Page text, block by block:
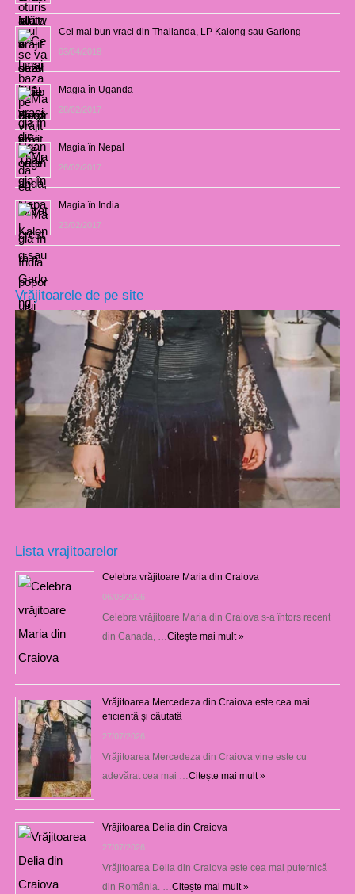
Cel mai bun vraci din Thailanda, LP Kalong sau Garlong
03/04/2018
Magia în Uganda
28/02/2017
Magia în Nepal
26/02/2017
Magia în India
23/02/2017
Vrăjitoarele de pe site
Lista vrajitoarelor
Celebra vrăjitoare Maria din Craiova
06/08/2026
Celebra vrăjitoare Maria din Craiova s-a întors recent
din Canada, …Citește mai mult »
Vrăjitoarea Mercedeza din Craiova este cea mai
eficientă şi căutată
27/07/2026
Vrăjitoarea Mercedeza din Craiova vine este cu
adevărat cea mai …Citește mai mult »
Vrăjitoarea Delia din Craiova
27/07/2026
Vrăjitoarea Delia din Craiova este cea mai puternică
din România. …Citește mai mult »